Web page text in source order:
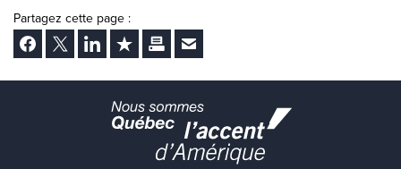
Partagez cette page :
Facebook
Twitter LinkedInAjouter aux favoris
ImprimerEnvoyer Ã un ami